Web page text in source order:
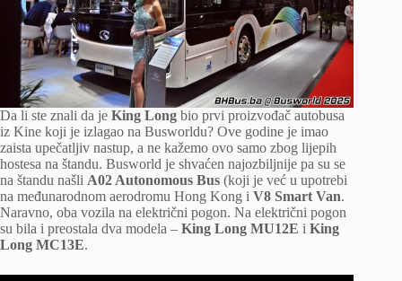
Da li ste znali da je King Long bio prvi proizvođač autobusa
iz Kine koji je izlagao na Busworldu? Ove godine je imao
zaista upečatljiv nastup, a ne kažemo ovo samo zbog lijepih
hostesa na štandu. Busworld je shvaćen najozbiljnije pa su se
na štandu našli A02 Autonomous Bus (koji je već u upotrebi
na međunarodnom aerodromu Hong Kong i V8 Smart Van.
Naravno, oba vozila na električni pogon. Na električni pogon
su bila i preostala dva modela – King Long MU12E i King
Long MC13E.